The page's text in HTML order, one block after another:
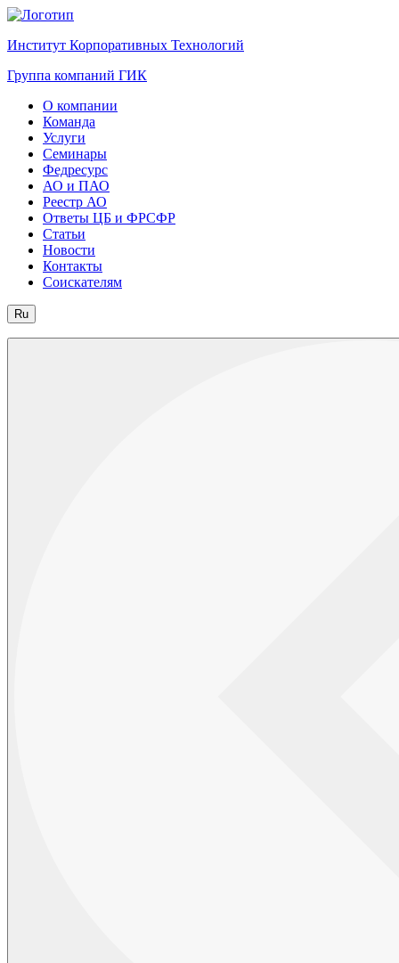
Институт Корпоративных Технологий
Группа компаний ГИК
О компании
Команда
Услуги
Семинары
Федресурс
АО и ПАО
Реестр АО
Ответы ЦБ и ФРСФР
Статьи
Новости
Контакты
Соискателям
Ru